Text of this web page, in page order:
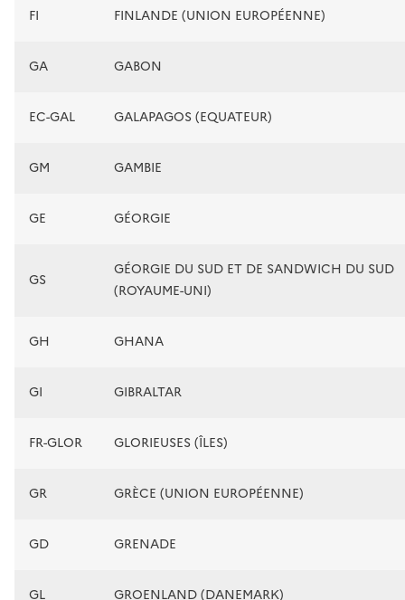
FI FINLANDE (UNION EUROPÉENNE)
GA GABON
EC-GAL GALAPAGOS (EQUATEUR)
GM GAMBIE
GE GÉORGIE
GS
GÉORGIE DU SUD ET DE SANDWICH DU SUD
(ROYAUME-UNI)
GH GHANA
GI GIBRALTAR
FR-GLOR GLORIEUSES (ÎLES)
GR GRÈCE (UNION EUROPÉENNE)
GD GRENADE
GL GROENLAND (DANEMARK)